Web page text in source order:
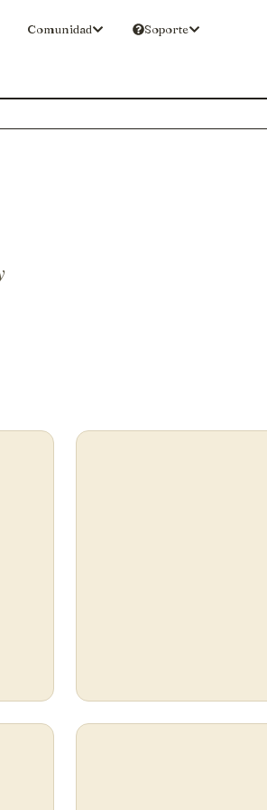
Comunidad Soporte